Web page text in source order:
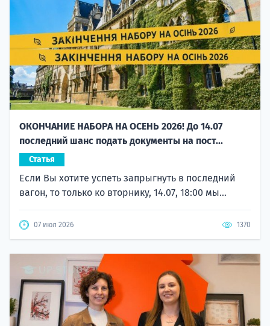
ОКОНЧАНИЕ НАБОРА НА ОСЕНЬ 2026! До 14.07
последний шанс подать документы на пост...
Статья
Если Вы хотите успеть запрыгнуть в последний
вагон, то только ко вторнику, 14.07, 18:00 мы...
07 июл 2026 1370